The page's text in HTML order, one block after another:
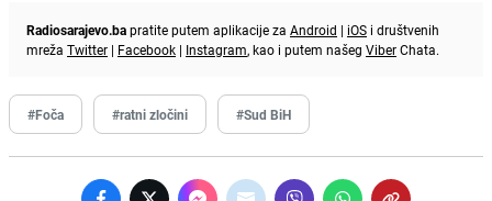
Radiosarajevo.bapratite putem aplikacije za Android | iOS i društvenih
mreža Twitter | Facebook | Instagram, kao i putem našeg ViberChata.
#Foča #ratni zločini #Sud BiH